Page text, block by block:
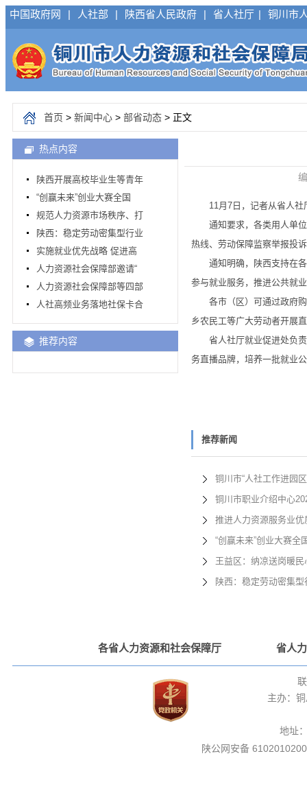
中国政府网 | 人社部 | 陕西省人民政府 | 省人社厅 | 铜川市
首页 > 新闻中心 > 部省动态 > 正文
热点内容
陕西开展高校毕业生等青年
“创赢未来”创业大赛全国
规范人力资源市场秩序、打
陕西：稳定劳动密集型行业
实施就业优先战略 促进高
人力资源社会保障部邀请“
人力资源社会保障部等四部
人社高频业务落地社保卡合
推荐内容
11月7日，记者从省人社厅
通知要求，各类用人单位
热线、劳动保障监察举报投
通知明确，陕西支持在各
参与就业服务，推进公共就
各市（区）可通过政府购
乡农民工等广大劳动者开展
省人社厅就业促进处负责
务直播品牌，培养一批就业
推荐新闻
铜川市“人社工作进园
铜川市职业介绍中心
推进人力资源服务业
“创赢未来”创业大赛全
王益区：纳凉送岗暖
陕西：稳定劳动密集
各省人力资源和社会保障厅 省人
主办：
地址
陕公网安备